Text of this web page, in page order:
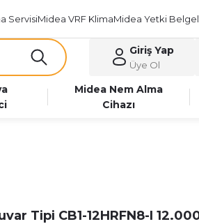
ServisiMidea VRF KlimaMidea Yetki
Giriş Yap
Üye Ol
Midea Nem Alma
Cihazı
Tipi CB1-12HRFN8-I